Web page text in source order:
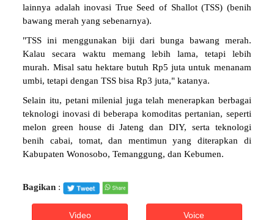
lainnya adalah inovasi True Seed of Shallot (TSS) (benih
bawang merah yang sebenarnya).
"TSS ini menggunakan biji dari bunga bawang merah.
Kalau secara waktu memang lebih lama, tetapi lebih
murah. Misal satu hektare butuh Rp5 juta untuk menanam
umbi, tetapi dengan TSS bisa Rp3 juta," katanya.
Selain itu, petani milenial juga telah menerapkan berbagai
teknologi inovasi di beberapa komoditas pertanian, seperti
melon green house di Jateng dan DIY, serta teknologi
benih cabai, tomat, dan mentimun yang diterapkan di
Kabupaten Wonosobo, Temanggung, dan Kebumen.
Bagikan :
Video Voice